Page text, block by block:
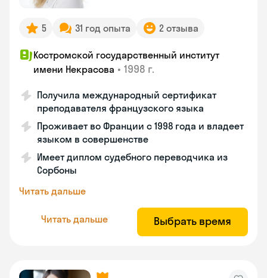
5 31 год опыта 2 отзыва
Костромской государственный институт
имени Некрасова • 1998 г.
Получила международный сертификат
преподавателя французского языка
Проживает во Франции с 1998 года и владеет
языком в совершенстве
Имеет диплом судебного переводчика из
Сорбоны
Читать дальше
Читать дальше Выбрать время